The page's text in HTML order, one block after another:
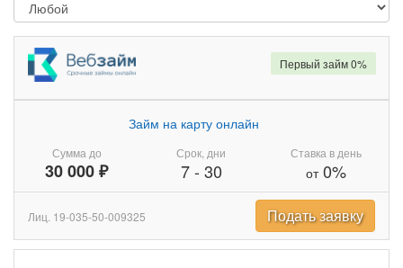
Сумма до
30 000 ₽
Займ на карту онлайн
Срок, дни
7- 30
Ставка в день
от0%
Первый займ 0%
Лиц. 19-035-50-009325 Подать заявку